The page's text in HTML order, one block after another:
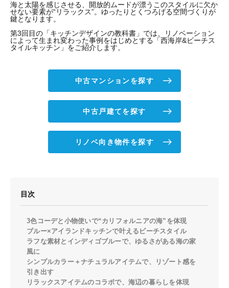
海と太陽を感じさせる、開放的ムードが漂うこのスタイルに欠か
せない要素が“リラックス”。ゆったりとくつろげる空間づくりが
鍵となります。
第3回目の「キッチンデザインの教科書」では、リノベーション
によって生まれ変わった事例をはじめとする「西海岸&ビーチス
タイルキッチン」をご紹介します。
中古マンションを探す
中古戸建てを探す
リノベ向き物件を探す
目次
3色コーデと小物使いで“カリフォルニアの海”を体現
ブルー×アイランドキッチンで叶えるビーチスタイル
ラフな素材とインディゴブルーで、ゆるさがある海の家
風に
シンプルカラー＋ナチュラルアイテムで、リゾート感を
引き出す
リラックスアイテムのコラボで、海辺の暮らしを体現